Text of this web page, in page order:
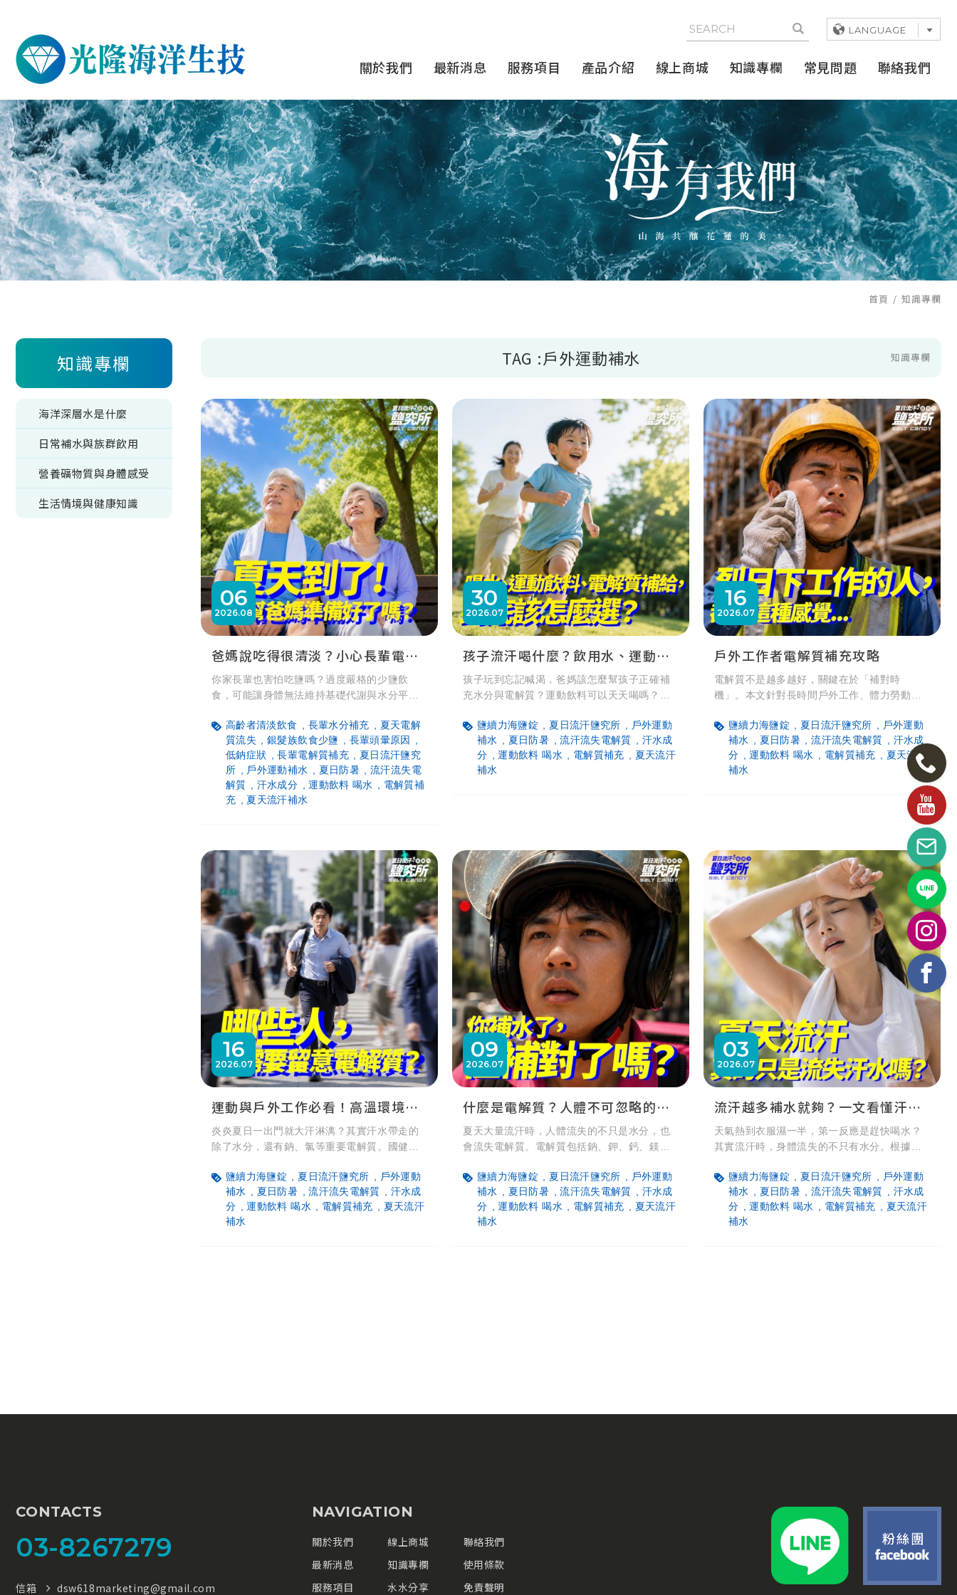
LANGUAGE
關於我們 最新消息 服務項目 產品介紹 線上商城 知識專欄 常見問題 聯絡我們
首頁 知識專欄
知識專欄
海洋深層水是什麼
日常補水與族群飲用
營養礦物質與身體感受
生活情境與健康知識
TAG :戶外運動補水 知識專欄
06
08
2026
爸媽說吃得很清淡？小心長輩電解質流失！銀髮族少鹽飲食與頭暈觀察指南
你家長輩也害怕吃鹽嗎？過度嚴格的少鹽飲
食，可能讓身體無法維持基礎代謝與水分平
境，從觀察藥物影響到搭配天然帶鹹味食材，
教你如何以簡單溫和的方式幫爸媽補對電解
質。
高齡者清淡飲食 長輩水分補充
夏天電解
質流失
銀髮族飲食少鹽
長輩頭暈原因
低鈉症狀
長輩電解質補充
夏日流汗鹽究
所
戶外運動補水 夏日防暑
流汗流失電
解質
汗水成分 運動飲料 喝水
電解質補
充
夏天流汗補水
30
07
2026
孩子流汗喝什麼？飲用水、運動飲料、電解質差異與挑選對策
孩子玩到忘記喊渴，爸媽該怎麼幫孩子正確補
充水分與電解質？運動飲料可以天天喝嗎？海
則與情境對照表，破解常見補水迷思，幫助您
輕鬆為孩子挑選成分單純、無負擔的電解質補
給品，守護孩子戶外活動的滿滿活力！
鹽續力海鹽錠 夏日流汗鹽究所
戶外運動
補水
夏日防暑 流汗流失電解質
汗水成
分
運動飲料 喝水 電解質補充
夏天流汗
補水
16
07
2026
戶外工作者電解質補充攻略
電解質不是越多越好，關鍵在於「補對時
機」。本文針對長時間戶外工作、體力勞動族
見情境下的補充建議，並附上常見問題解答，
協助你安全度過炎熱工作日。
鹽續力海鹽錠 夏日流汗鹽究所
戶外運動
補水
夏日防暑 流汗流失電解質
汗水成
分
運動飲料 喝水 電解質補充
夏天流汗
補水
16
07
2026
運動與戶外工作必看！高溫環境下的水分與電解質補充指南
炎炎夏日一出門就大汗淋漓？其實汗水帶走的
除了水分，還有鈉、氯等重要電解質。國健署
外工作、持續運動超過一小時、或悶熱環境的
族群，務必掌握「適時、適度、適量」的補水
原則，適時補充電解質，防範脫水與熱傷害！
鹽續力海鹽錠 夏日流汗鹽究所
戶外運動
補水
夏日防暑 流汗流失電解質
汗水成
分
運動飲料 喝水 電解質補充
夏天流汗
補水
09
07
2026
什麼是電解質？人體不可忽略的重要礦物質
夏天大量流汗時，人體流失的不只是水分，也
會流失電解質。電解質包括鈉、鉀、鈣、鎂等
肌肉正常運作等生理機能。本文帶您了解什麼
是電解質、為什麼人體需要電解質，以及夏季
如何建立正確的補水與補給觀念，幫助您在炎
熱天氣下維持良好的日常狀態。
鹽續力海鹽錠 夏日流汗鹽究所
戶外運動
補水
夏日防暑 流汗流失電解質
汗水成
分
運動飲料 喝水 電解質補充
夏天流汗
補水
03
07
2026
流汗越多補水就夠？一文看懂汗水流失的電解質真相
天氣熱到衣服濕一半，第一反應是趕快喝水？
其實流汗時，身體流失的不只有水分。根據衛
還包含鈉、氯、鉀、鈣、鎂等重要電解質與礦
物質。長時間在高溫戶外工作、激烈運動或持
續大量流汗時，若只盲目灌水，可能會忽略身
體對電解質的渴求。本篇帶你科學研究汗水成
鹽續力海鹽錠 夏日流汗鹽究所
戶外運動
補水
夏日防暑 流汗流失電解質
汗水成
分
運動飲料 喝水 電解質補充
夏天流汗
補水
CONTACTS
03-8267279
信箱 dsw618marketing@gmail.com
NAVIGATION
關於我們
最新消息
服務項目
線上商城
知識專欄
水水分享
聯絡我們
使用條款
免責聲明